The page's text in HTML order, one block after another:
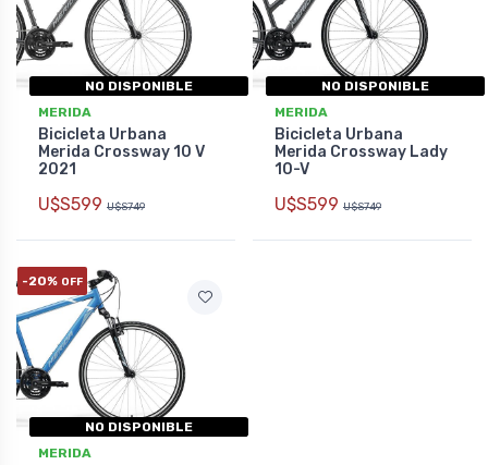
NO DISPONIBLE
MERIDA
Bicicleta Urbana
Merida Crossway 10 V
2021
U$S599 U$S749
NO DISPONIBLE
MERIDA
Bicicleta Urbana
Merida Crossway Lady
10-V
U$S599 U$S749
-20% OFF
NO DISPONIBLE
MERIDA